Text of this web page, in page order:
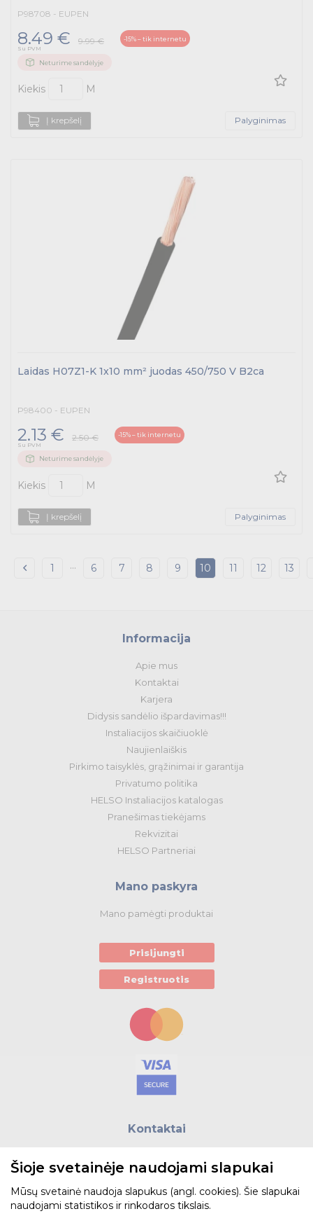
P98708 - EUPEN
8.49 € 9.99 € -15% – tik internetu
Su PVM
Neturime sandėlyje
Kiekis M
Į krepšelį Palyginimas
Laidas H07Z1-K 1x10 mm² juodas 450/750 V B2ca
P98400 - EUPEN
2.13 € 2.50 € -15% – tik internetu
Su PVM
Neturime sandėlyje
Kiekis M
Į krepšelį Palyginimas
1 ... 6 7 8 9 10 11 12 13
Informacija
Apie mus
Kontaktai
Karjera
Didysis sandėlio išpardavimas!!!
Instaliacijos skaičiuoklė
Naujienlaiškis
Pirkimo taisyklės, grąžinimai ir garantija
Privatumo politika
HELSO Instaliacijos katalogas
Pranešimas tiekėjams
Rekvizitai
HELSO Partneriai
Mano paskyra
Mano pamėgti produktai
Prisijungti
Registruotis
Kontaktai
Telefonas:+370 5 215 0070
Adresas: Vilkpėdės g. 4, LT-03151, Vilnius
Šioje svetainėje naudojami slapukai
Mūsų svetainė naudoja slapukus (angl. cookies). Šie slapukai
naudojami statistikos ir rinkodaros tikslais.